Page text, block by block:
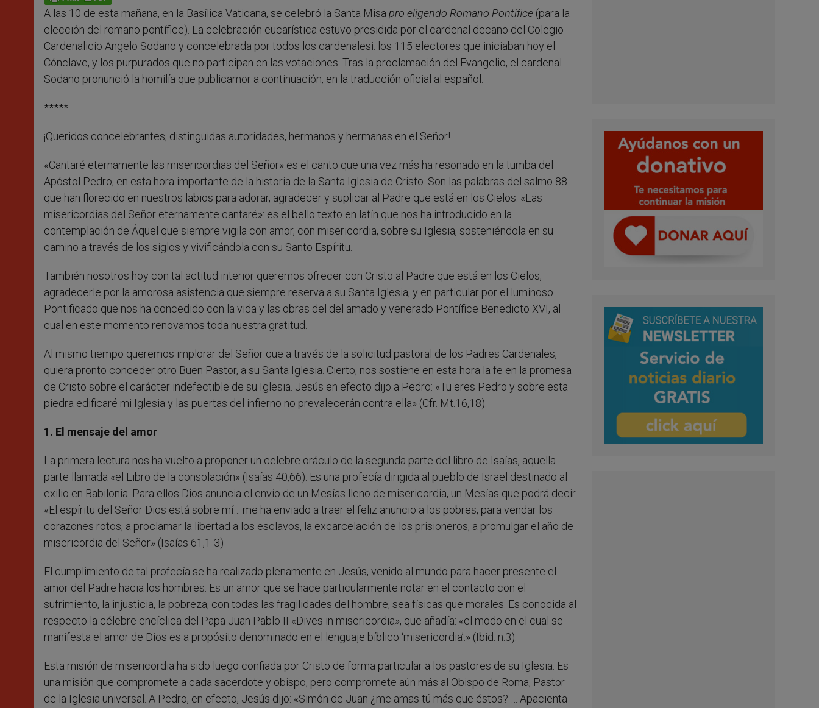
p e
r
k
A las 10 de esta mañana, en la Basílica Vaticana, se celebró la Santa Misa pro eligendo Romano Pontifice (para la
elección del romano pontífice). La celebración eucarística estuvo presidida por el cardenal decano del Colegio
Cardenalicio Angelo Sodano y concelebrada por todos los cardenalesi: los 115 electores que iniciaban hoy el
Cónclave, y los purpurados que no participan en las votaciones. Tras la proclamación del Evangelio, el cardenal
Sodano pronunció la homilía que publicamor a continuación, en la traducción oficial al español.
*****
¡Queridos concelebrantes, distinguidas autoridades, hermanos y hermanas en el Señor!
«Cantaré eternamente las misericordias del Señor» es el canto que una vez más ha resonado en la tumba del
Apóstol Pedro, en esta hora importante de la historia de la Santa Iglesia de Cristo. Son las palabras del salmo 88
que han florecido en nuestros labios para adorar, agradecer y suplicar al Padre que está en los Cielos. «Las
misericordias del Señor eternamente cantaré»: es el bello texto en latín que nos ha introducido en la
contemplación de Áquel que siempre vigila con amor, con misericordia, sobre su Iglesia, sosteniéndola en su
camino a través de los siglos y vivificándola con su Santo Espíritu.
También nosotros hoy con tal actitud interior queremos ofrecer con Cristo al Padre que está en los Cielos,
agradecerle por la amorosa asistencia que siempre reserva a su Santa Iglesia, y en particular por el luminoso
Pontificado que nos ha concedido con la vida y las obras del del amado y venerado Pontífice Benedicto XVI, al
cual en este momento renovamos toda nuestra gratitud.
Al mismo tiempo queremos implorar del Señor que a través de la solicitud pastoral de los Padres Cardenales,
quiera pronto conceder otro Buen Pastor, a su Santa Iglesia. Cierto, nos sostiene en esta hora la fe en la promesa
de Cristo sobre el carácter indefectible de su Iglesia. Jesús en efecto dijo a Pedro: «Tu eres Pedro y sobre esta
piedra edificaré mi Iglesia y las puertas del infierno no prevalecerán contra ella» (Cfr. Mt.16,18).
1. El mensaje del amor
La primera lectura nos ha vuelto a proponer un celebre oráculo de la segunda parte del libro de Isaías, aquella
parte llamada «el Libro de la consolación» (Isaías 40,66). Es una profecía dirigida al pueblo de Israel destinado al
exilio en Babilonia. Para ellos Dios anuncia el envío de un Mesías lleno de misericordia, un Mesías que podrá decir
«El espíritu del Señor Dios está sobre mí… me ha enviado a traer el feliz anuncio a los pobres, para vendar los
corazones rotos, a proclamar la libertad a los esclavos, la excarcelación de los prisioneros, a promulgar el año de
misericordia del Señor» (Isaías 61,1-3)
El cumplimiento de tal profecía se ha realizado plenamente en Jesús, venido al mundo para hacer presente el
amor del Padre hacia los hombres. Es un amor que se hace particularmente notar en el contacto con el
sufrimiento, la injusticia, la pobreza, con todas las fragilidades del hombre, sea físicas que morales. Es conocida al
respecto la célebre encíclica del Papa Juan Pablo II «Dives in misericordia», que añadía: «el modo en el cual se
manifesta el amor de Dios es a propósito denominado en el lenguaje bíblico ‘misericordia’.» (Ibid. n.3).
Esta misión de misericordia ha sido luego confiada por Cristo de forma particular a los pastores de su Iglesia. Es
una misión que compromete a cada sacerdote y obispo, pero compromete aún más al Obispo de Roma, Pastor
de la Iglesia universal. A Pedro, en efecto, Jesús dijo: «Simón de Juan ¿me amas tú más que éstos? … Apacienta